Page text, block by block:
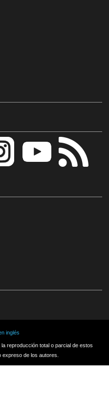
inglés
reproducción total o parcial de estos
de los autores.